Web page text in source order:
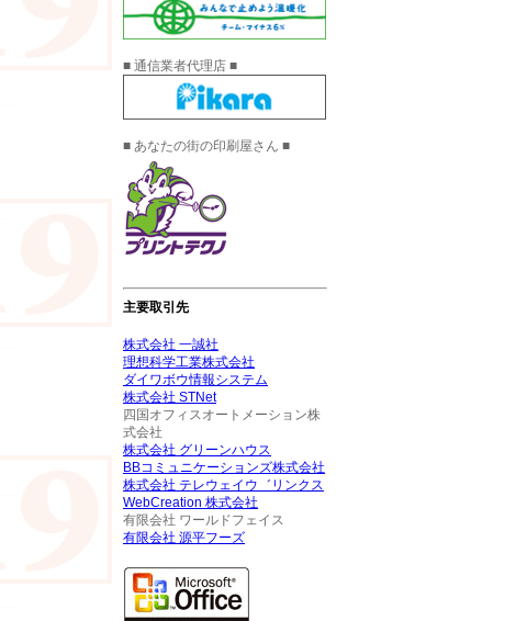
■ 通信業者代理店 ■
■ あなたの街の印刷屋さん ■
主要取引先
株式会社 一誠社
理想科学工業株式会社
ダイワボウ情報システム
株式会社 STNet
四国オフィスオートメーション株
式会社
株式会社 グリーンハウス
BBコミュニケーションズ株式会社
株式会社 テレウェイウ゛リンクス
WebCreation 株式会社
有限会社 ワールドフェイス
有限会社 源平フーズ